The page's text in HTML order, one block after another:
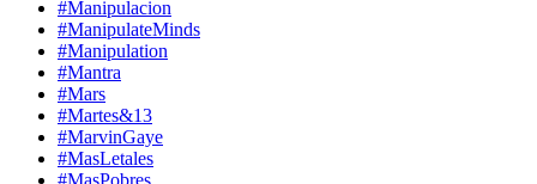
#Manipulacion
#ManipulateMinds
#Manipulation
#Mantra
#Mars
#Martes&13
#MarvinGaye
#MasLetales